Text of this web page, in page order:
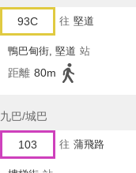
93C 往 堅道
鴨巴甸街, 堅道 站
距離 80m
九巴/城巴
103 往 蒲飛路